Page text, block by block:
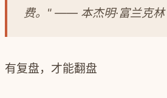
费。" —— 本杰明·富兰克林
有复盘，才能翻盘